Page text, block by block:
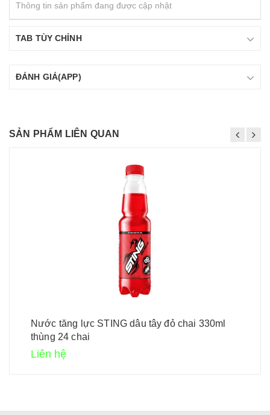
Thông tin sản phẩm đang được cập nhật
TAB TÙY CHỈNH
ĐÁNH GIÁ(APP)
SẢN PHẨM LIÊN QUAN
Nước tăng lực STING dâu tây đỏ chai 330ml
thùng 24 chai
Liên hệ